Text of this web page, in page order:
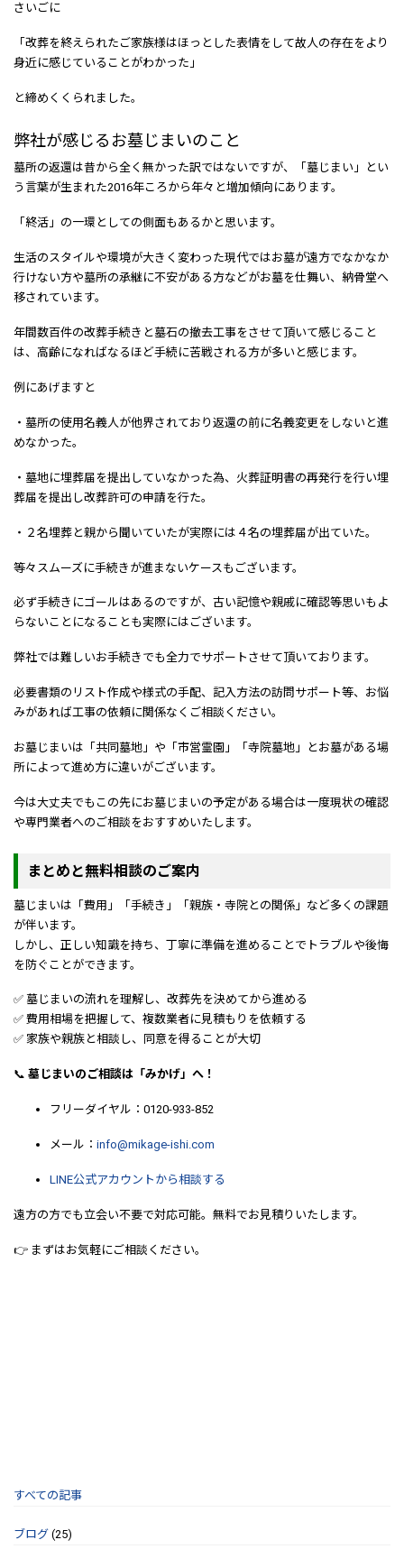
さいごに
「改葬を終えられたご家族様はほっとした表情をして故人の存在をより
身近に感じていることがわかった」
と締めくくられました。
弊社が感じるお墓じまいのこと
墓所の返還は昔から全く無かった訳ではないですが、「墓じまい」とい
う言葉が生まれた2016年ころから年々と増加傾向にあります。
「終活」の一環としての側面もあるかと思います。
生活のスタイルや環境が大きく変わった現代ではお墓が遠方でなかなか
行けない方や墓所の承継に不安がある方などがお墓を仕舞い、納骨堂へ
移されています。
年間数百件の改葬手続きと墓石の撤去工事をさせて頂いて感じること
は、高齢になればなるほど手続に苦戦される方が多いと感じます。
例にあげますと
・墓所の使用名義人が他界されており返還の前に名義変更をしないと進
めなかった。
・墓地に埋葬届を提出していなかった為、火葬証明書の再発行を行い埋
葬届を提出し改葬許可の申請を行た。
・２名埋葬と親から聞いていたが実際には４名の埋葬届が出ていた。
等々スムーズに手続きが進まないケースもございます。
必ず手続きにゴールはあるのですが、古い記憶や親戚に確認等思いもよ
らないことになることも実際にはございます。
弊社では難しいお手続きでも全力でサポートさせて頂いております。
必要書類のリスト作成や様式の手配、記入方法の訪問サポート等、お悩
みがあれば工事の依頼に関係なくご相談ください。
お墓じまいは「共同墓地」や「市営霊園」「寺院墓地」とお墓がある場
所によって進め方に違いがございます。
今は大丈夫でもこの先にお墓じまいの予定がある場合は一度現状の確認
や専門業者へのご相談をおすすめいたします。
まとめと無料相談のご案内
墓じまいは「費用」「手続き」「親族・寺院との関係」など多くの課題
が伴います。
しかし、正しい知識を持ち、丁寧に準備を進めることでトラブルや後悔
を防ぐことができます。
✅ 墓じまいの流れを理解し、改葬先を決めてから進める
✅ 費用相場を把握して、複数業者に見積もりを依頼する
✅ 家族や親族と相談し、同意を得ることが大切
📞 墓じまいのご相談は「みかげ」へ！
フリーダイヤル：0120-933-852
メール： info@mikage-ishi.com
LINE公式アカウントから相談する
遠方の方でも立会い不要で対応可能。無料でお見積りいたします。
👉 まずはお気軽にご相談ください。
すべての記事
ブログ (25)